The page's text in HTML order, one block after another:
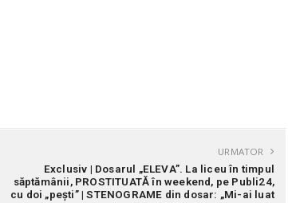
URMATOR
Exclusiv | Dosarul „ELEVA”. La liceu în timpul
săptămânii, PROSTITUATĂ în weekend, pe Publi24,
cu doi „pești” | STENOGRAME din dosar: „Mi-ai luat